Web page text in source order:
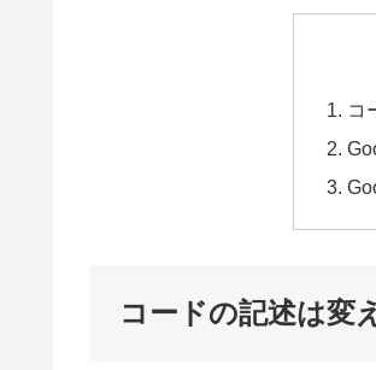
コ
コードの記述は変